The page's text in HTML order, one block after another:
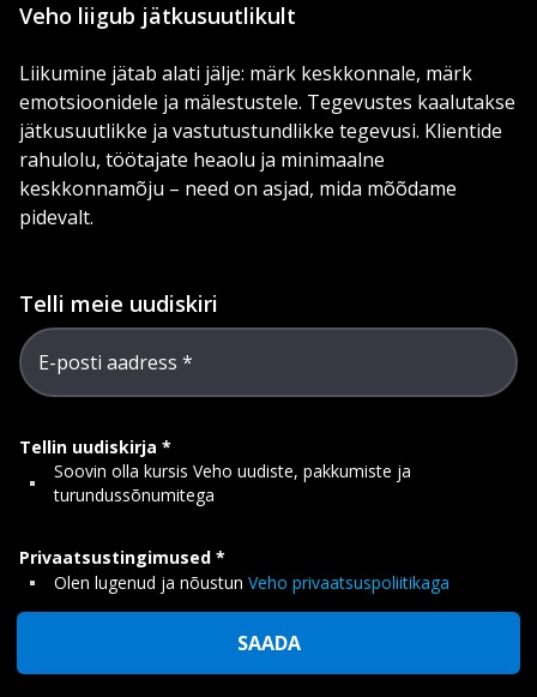
Veho liigub jätkusuutlikult
Liikumine jätab alati jälje: märk keskkonnale, märk
emotsioonidele ja mälestustele. Tegevustes kaalutakse
jätkusuutlikke ja vastutustundlikke tegevusi. Klientide
rahulolu, töötajate heaolu ja minimaalne
keskkonnamõju – need on asjad, mida mõõdame
pidevalt.
Telli meie uudiskiri
E-posti aadress
Tellin uudiskirja
Soovin olla kursis Veho uudiste, pakkumiste ja
turundussõnumitega
Privaatsustingimused
Olen lugenud ja nõustun Veho privaatsuspoliitikaga
SAADA